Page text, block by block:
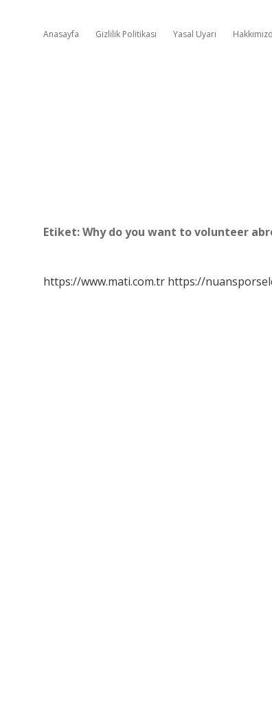
Anasayfa Gizlilik Politikası Yasal Uyarı
Etiket:Why do you want to volunteer
https://www.mati.com.tr https://